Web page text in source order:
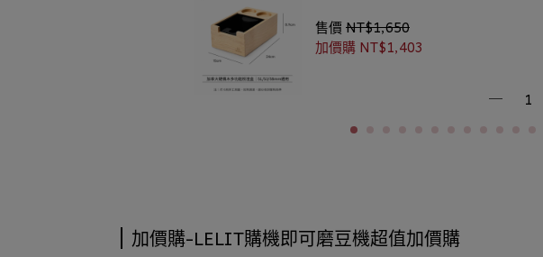
售價NT$1,650
加價購 NT$1,403
加價購-LELIT購機即可磨豆機超值加價購